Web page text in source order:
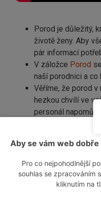
Porod je důležitý,
životě ženy. Aby
pár informací
V záložce Porod
naší porodnici a co
Věříme, že porod
hezkou chvílí ve
personál
porodu a příchodu
internetových
Soubory ke stažení
Aby se vám web
Pro co nejpohodlnější
souhlas se zpracováním
kliknutím na